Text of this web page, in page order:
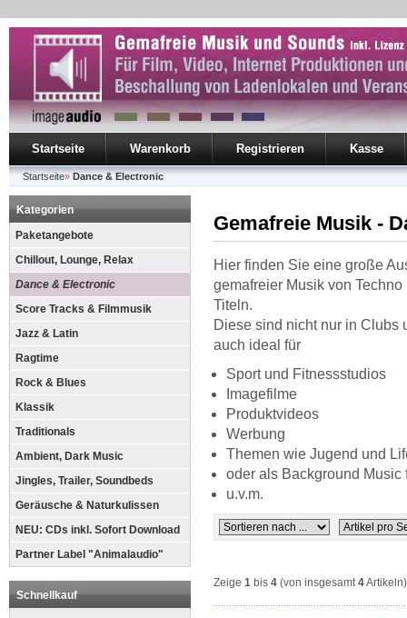
Startseite Warenkorb Registrieren Kasse
Startseite» Dance & Electronic
Kategorien
Paketangebote
Chillout, Lounge, Relax
Dance & Electronic
Score Tracks & Filmmusik
Jazz & Latin
Ragtime
Rock & Blues
Klassik
Traditionals
Ambient, Dark Music
Jingles, Trailer, Soundbeds
Geräusche & Naturkulissen
NEU: CDs inkl. Sofort Download
Partner Label "Animalaudio"
Schnellkauf
Gemafreie Musik -
Hier finden Sie eine große
gemafreier Musik von
Titeln.
Diese sind nicht nur in Clubs
auch ideal für
Sport und Fitnessstudios
Imagefilme
Produktvideos
Werbung
Themen wie Jugend und
oder als Background Music
u.v.m.
Zeige 1 bis 4 (von insgesamt4Artikeln)